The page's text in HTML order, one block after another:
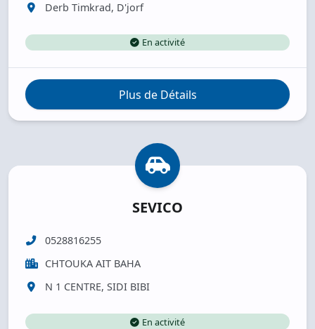
Derb Timkrad, D'jorf
En activité
Plus de Détails
SEVICO
0528816255
CHTOUKA AIT BAHA
N 1 CENTRE, SIDI BIBI
En activité